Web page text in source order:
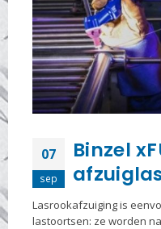
07
sep
Binzel
Lasrookafzuiging is
lastoortsen: ze worden